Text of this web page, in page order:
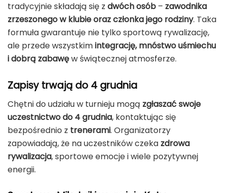
tradycyjnie składają się z dwóch osób – zawodnika
zrzeszonego w klubie oraz członka jego rodziny. Taka
formuła gwarantuje nie tylko sportową rywalizację,
ale przede wszystkimintegrację, mnóstwo uśmiechu
i dobrą zabawęw świątecznej atmosferze.
Zapisy trwają do 4 grudnia
Chętni do udziału w turnieju mogą zgłaszać swoje
uczestnictwo do 4 grudnia, kontaktując się
bezpośrednio z trenerami. Organizatorzy
zapowiadają, że na uczestników czeka zdrowa
rywalizacja, sportowe emocje i wiele pozytywnej
energii.